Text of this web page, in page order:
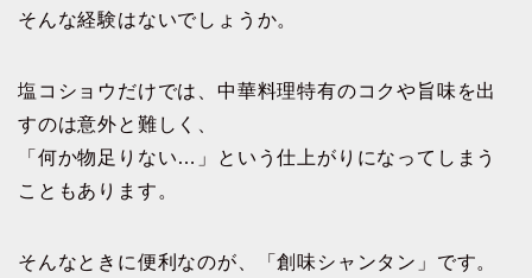
そんな経験はないでしょうか。
塩コショウだけでは、中華料理特有のコクや旨味を出
すのは意外と難しく、
「何か物足りない…」という仕上がりになってしまう
こともあります。
そんなときに便利なのが、「創味シャンタン」です。